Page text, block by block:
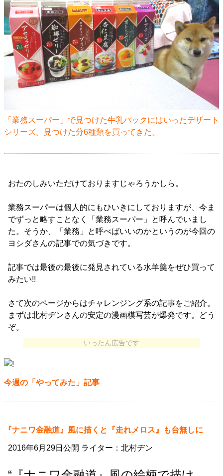
「業務スーパー」で見つけた牛乳パックにはいったデザート
シリーズ。見つけた分6種類を買ってきた。
おたのしみいただけておりますじゃろうかしら。
業務スーパーは個人的にもひいきにしておりますが、今ま
でずっと略すことなく「業務スーパー」と呼んでいまし
た。そうか、「業務」と呼べばいいのかというのが今回の
ヨシダさんの記事での気づきです。
記事では最後の最後に発見されている水羊羹をぜひ買って
みたい!!
さて次のページからはチャレンジング系の記事をご紹介。
まずは北村ヂンさんの安定の漫画模写芸が爆発です。どう
ぞ。
いったん広告です
今週の「やってみた」記事
『ナニワ金融道』風に描くと『走れメロス』も台無しに
2016年6月29日公開 ライター：北村ヂン